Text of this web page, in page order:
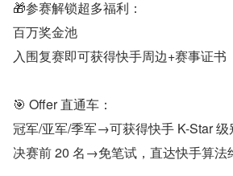
🎁参赛解锁超多福利：
百万奖金池
入围复赛即可获得快手周边+赛事证书
🎯 Offer 直通车：
冠军/亚军/季军→可获得快手 K-Star 级
决赛前 20 名→免笔试，直达快手算法